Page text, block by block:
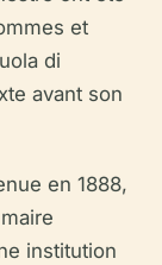
et
di
avant son
en 1888,
institution